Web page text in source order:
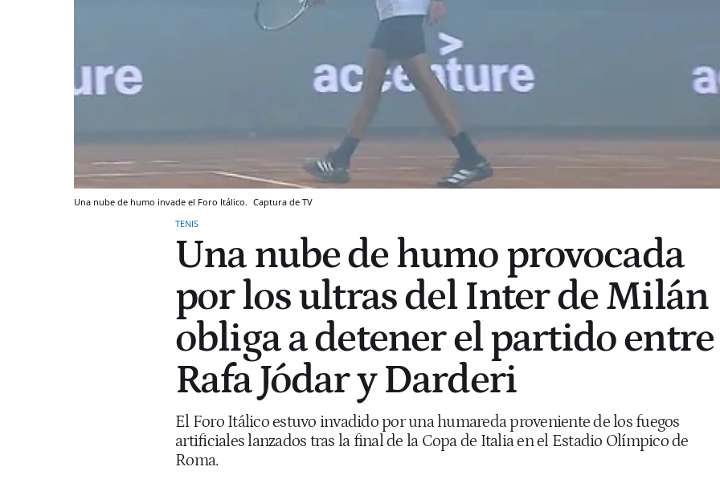
Una nube de humo invade el Foro Itálico. Captura de TV
TENIS
Una nube de humo provocada
por los ultras del Inter de Milán
obliga a detener el partido entre
Rafa Jódar y Darderi
El Foro Itálico estuvo invadido por una humareda proveniente de los fuegos
artificiales lanzados tras la final de la Copa de Italia en el Estadio Olímpico de
Roma.